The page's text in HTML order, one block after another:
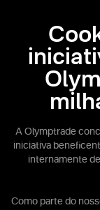
A Olymptrade
iniciativa
internamente
Como parte do